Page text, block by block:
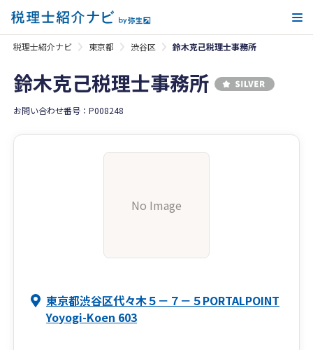
税理士紹介ナビ 東京都 渋谷区 鈴木克己税理士事務所
鈴木克己税理士事務所
お問い合わせ番号：P008248
No Image
東京都渋谷区代々木５－７－５PORTALPOINT
Yoyogi-Koen 603